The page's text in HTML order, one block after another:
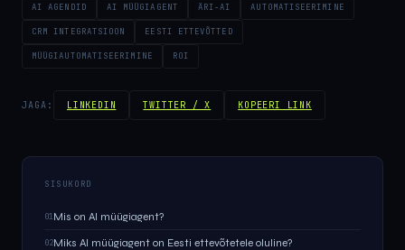
AI AGENDID AI MÜÜGIAGENT ÄRI-AI AUTOMATISEERIMINE
CRM INTEGRATSIOON EESTI ETTEVÕTTED
MÜÜGIAUTOMATISEERIMINE ROI
JAGA: LINKEDIN TWITTER / X KOPEERI LINK
SISUKORD
01Mis on AI müügiagent?
02Miks AI müügiagent on Eesti ettevõtetele oluline?